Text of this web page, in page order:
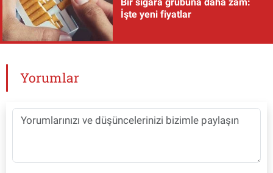
İşte yeni fiyatlar
Yorumlar